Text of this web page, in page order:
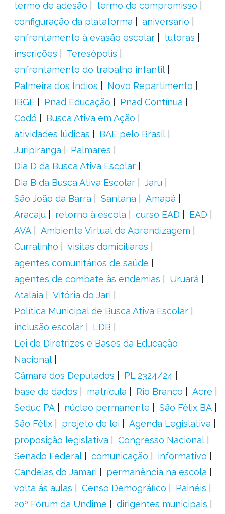
termo de adesão
termo de compromisso
configuração da plataforma
aniversário
enfrentamento à evasão escolar
tutoras
inscrições
Teresópolis
enfrentamento do trabalho infantil
Palmeira dos Índios
Novo Repartimento
IBGE
Pnad Educação
Pnad Contínua
Codó
Busca Ativa em Ação
atividades lúdicas
BAE pelo Brasil
Juripiranga
Palmares
Dia D da Busca Ativa Escolar
Dia B da Busca Ativa Escolar
Jaru
São João da Barra
Santana
Amapá
Aracaju
retorno à escola curso EAD
EAD
AVA
Ambiente Virtual de Aprendizagem
Curralinho
visitas domiciliares
agentes comunitários de saúde
agentes de combate às endemias
Uruará
Atalaia
Vitória do Jari
Política Municipal de Busca Ativa Escolar
inclusão escolar
LDB
Lei de Diretrizes e Bases da Educação
Nacional
Câmara dos Deputados
PL 2324/24
base de dados
matrícula Rio Branco
Acre
Seduc PA
núcleo permanente
São Félix BA
São Félix
projeto de lei
Agenda Legislativa
proposição legislativa
Congresso Nacional
Senado Federal
comunicação
informativo
Candeias do Jamari
permanência na escola
volta ás aulas
Censo Demográfico
Painéis
20º Fórum da Undime
dirigentes municipais